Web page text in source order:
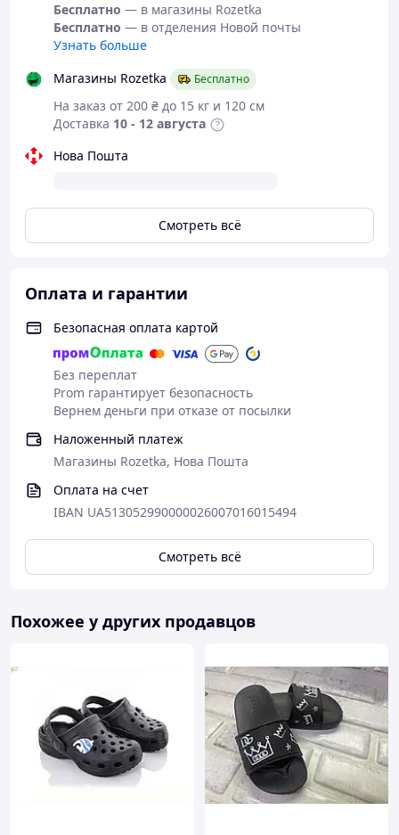
Бесплатно — в магазины Rozetka
Бесплатно — в отделения Новой почты
Узнать больше
Магазины Rozetka
Бесплатно
На заказ от 200 ₴ до 15 кг и 120 см
Доставка 10 - 12 августа
Нова Пошта
Смотреть всё
Оплата и гарантии
Безопасная оплата картой
Без переплат
Prom гарантирует безопасность
Вернем деньги при отказе от посылки
Наложенный платеж
Магазины Rozetka, Нова Пошта
Оплата на счет
IBAN UA513052990000026007016015494
Смотреть всё
Похожее у других продавцов